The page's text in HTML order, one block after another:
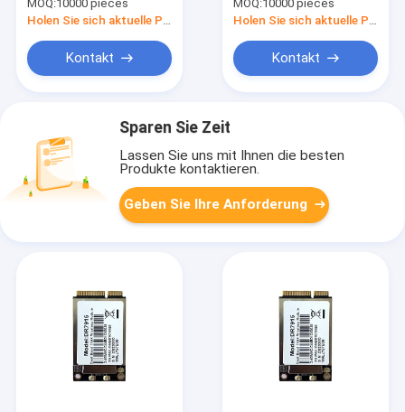
Frequenzbereich
MOQ:10000 pieces
Holen Sie sich aktuelle Preis
Kontakt
2,4 GHz und einer
Datenrate von bis zu
MOQ:10000 pieces
Holen Sie sich aktuelle Preis
Kontakt
Sparen Sie Zeit
Lassen Sie uns mit Ihnen die besten
Produkte kontaktieren.
Geben Sie Ihre Anforderung